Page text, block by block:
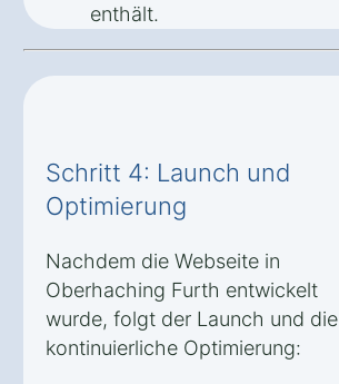
enthält.
Schritt 4: Launch und
Optimierung
Nachdem die Webseite in
Oberhaching Furth entwickelt
wurde, folgt der Launch und die
kontinuierliche Optimierung: